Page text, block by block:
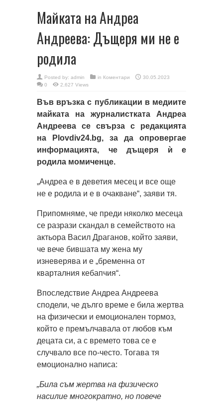
Майката на Андреа
Андреева: Дъщеря ми не е
родила
Posted by: admin in Коментари
30.05.2023
0
2,627 Views
Във връзка с публикации в медиите
майката на журналистката Андреа
Андреева се свърза с редакцията
на Plovdiv24.bg, за да опровергае
информацията, че дъщеря ѝ е
родила момиченце.
„Андреа е в деветия месец и все още
не е родила и е в очакване“, заяви тя.
Припомняме, че преди няколко месеца
се разрази скандал в семейството на
актьора Васил Драганов, който заяви,
че вече бившата му жена му
изневерява и е „бременна от
кварталния кебапчия“.
Впоследствие Андреа Андреева
сподели, че дълго време е била жертва
на физически и емоционален тормоз,
който е премълчавала от любов към
децата си, а с времето това се е
случвало все по-често. Тогава тя
емоционално написа:
„Била съм жертва на физическо
насилие многократно, но повече